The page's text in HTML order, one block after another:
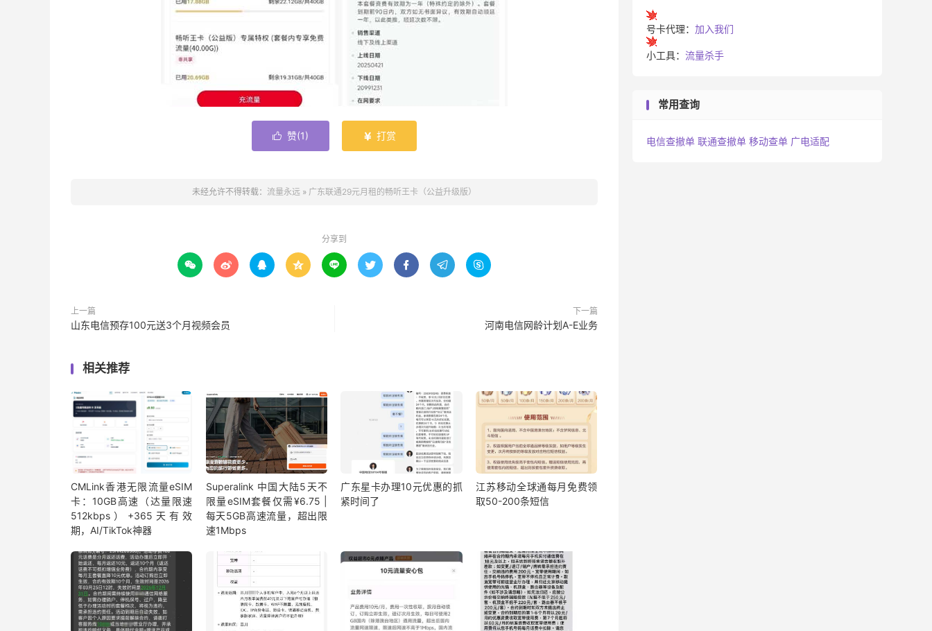
 赞(1)  打赏
未经允许不得转载： 流量永远 » 广东联通29元月租的畅听王卡（公益升级版）
分享到
        
上一篇
山东电信预存100元送3个月视频会员
下一篇
河南电信网龄计划A-E业务
相关推荐
CMLink香港无限流量eSIM
卡：10GB高速（达量限速
512kbps）+365天有效
期，AI/TikTok神器
Superalink 中国大陆5天不
限量eSIM套餐仅需¥6.75 |
每天5GB高速流量，超出限
速1Mbps
广东星卡办理10元优惠的抓
紧时间了
江苏移动全球通每月免费领
取50-200条短信
号卡代理： 加入我们
小工具： 流量杀手
常用查询
电信查撤单 联通查撤单 移动查单 广电适配